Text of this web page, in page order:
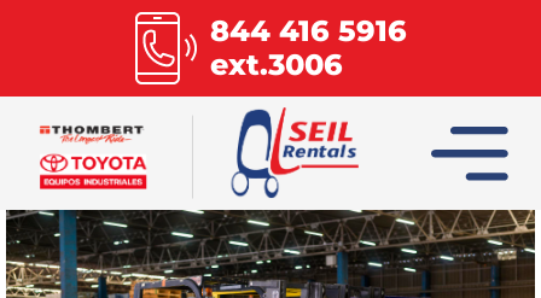
844 416 5916
ext.3006
INICIO